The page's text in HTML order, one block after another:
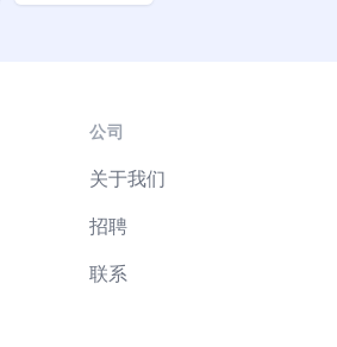
公司
关于我们
招聘
联系